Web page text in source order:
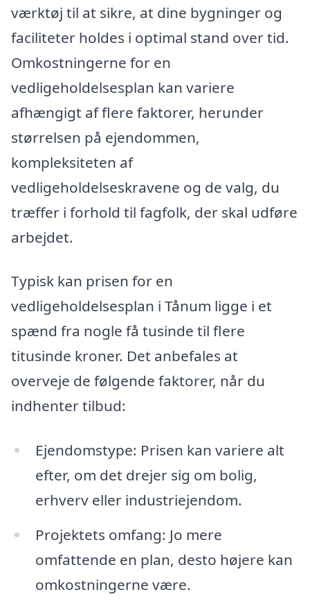
værktøj til at sikre, at dine bygninger og
faciliteter holdes i optimal stand over tid.
Omkostningerne for en
vedligeholdelsesplan kan variere
afhængigt af flere faktorer, herunder
størrelsen på ejendommen,
kompleksiteten af
vedligeholdelseskravene og de valg, du
træffer i forhold til fagfolk, der skal udføre
arbejdet.
Typisk kan prisen for en
vedligeholdelsesplan i Tånum ligge i et
spænd fra nogle få tusinde til flere
titusinde kroner. Det anbefales at
overveje de følgende faktorer, når du
indhenter tilbud:
Ejendomstype: Prisen kan variere alt
efter, om det drejer sig om bolig,
erhverv eller industriejendom.
Projektets omfang: Jo mere
omfattende en plan, desto højere kan
omkostningerne være.